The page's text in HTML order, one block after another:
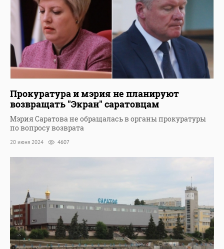
Прокуратура и мэрия не планируют
возвращать "Экран" саратовцам
Мэрия Саратова не обращалась в органы прокуратуры
по вопросу возврата
20 июня 2024 4607